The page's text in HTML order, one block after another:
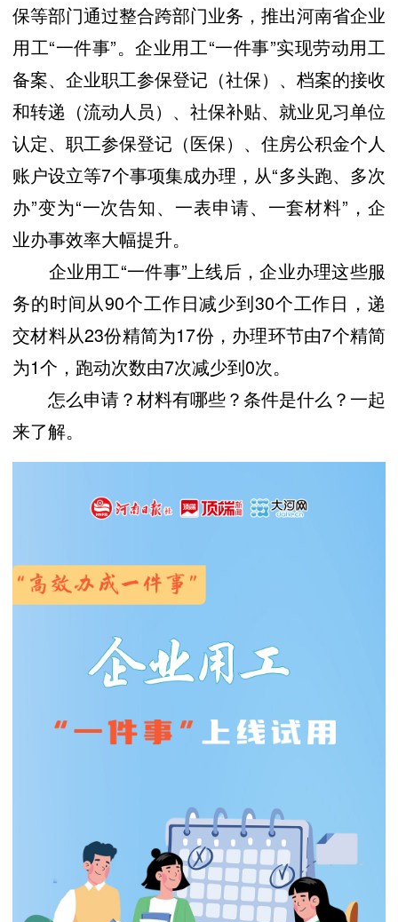
保等部门通过整合跨部门业务，推出河南省企业
用工“一件事”。企业用工“一件事”实现劳动用工
备案、企业职工参保登记（社保）、档案的接收
和转递（流动人员）、社保补贴、就业见习单位
认定、职工参保登记（医保）、住房公积金个人
账户设立等7个事项集成办理，从“多头跑、多次
办”变为“一次告知、一表申请、一套材料”，企
业办事效率大幅提升。
企业用工“一件事”上线后，企业办理这些服
务的时间从90个工作日减少到30个工作日，递
交材料从23份精简为17份，办理环节由7个精简
为1个，跑动次数由7次减少到0次。
怎么申请？材料有哪些？条件是什么？一起
来了解。